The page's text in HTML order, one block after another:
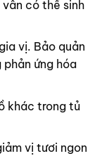
có thể sinh
vị. Bảo quản
ứng hóa
khác trong tủ
vị tươi ngon